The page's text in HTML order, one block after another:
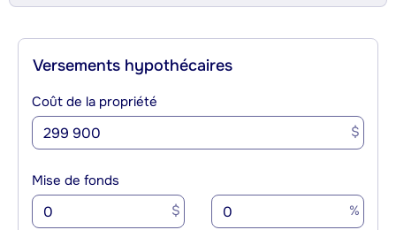
Versements hypothécaires
Coût de la propriété
$
Mise de fonds
$ %